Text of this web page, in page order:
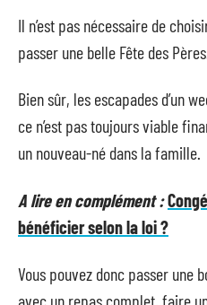
Il n’est pas nécessaire de
passer une belle Fête des Pères.
Bien sûr, les escapades d’un
ce n’est pas toujours viable
un nouveau-né dans la famille.
A lire en complément :
bénéficier selon la loi ?
Vous pouvez donc passer une
avec un repas complet, faire